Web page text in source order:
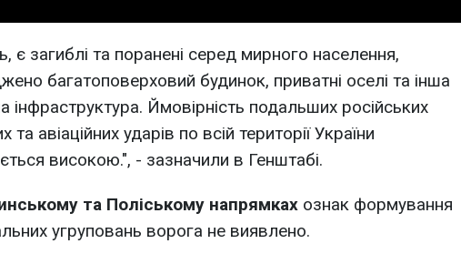
є загиблі та поранені серед мирного населення,
багатоповерховий будинок, приватні оселі та інша
інфраструктура. Ймовірність подальших російських
та авіаційних ударів по всій території України
високою.", - зазначили в Генштабі.
та Поліському напрямках ознак формування
угруповань ворога не виявлено.